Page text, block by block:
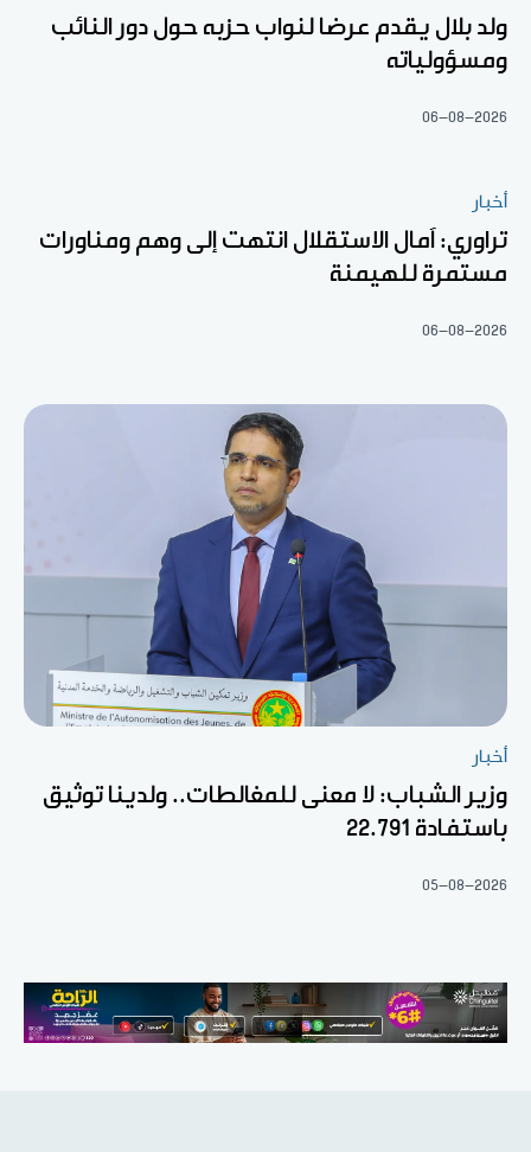
ولد بلال يقدم عرضا لنواب حزبه حول دور النائب
ومسؤولياته
06-08-2026
أخبار
تراوري: آمال الاستقلال انتهت إلى وهم ومناورات
مستمرة للهيمنة
06-08-2026
أخبار
وزير الشباب: لا معنى للمغالطات.. ولدينا توثيق
باستفادة 22.791
05-08-2026